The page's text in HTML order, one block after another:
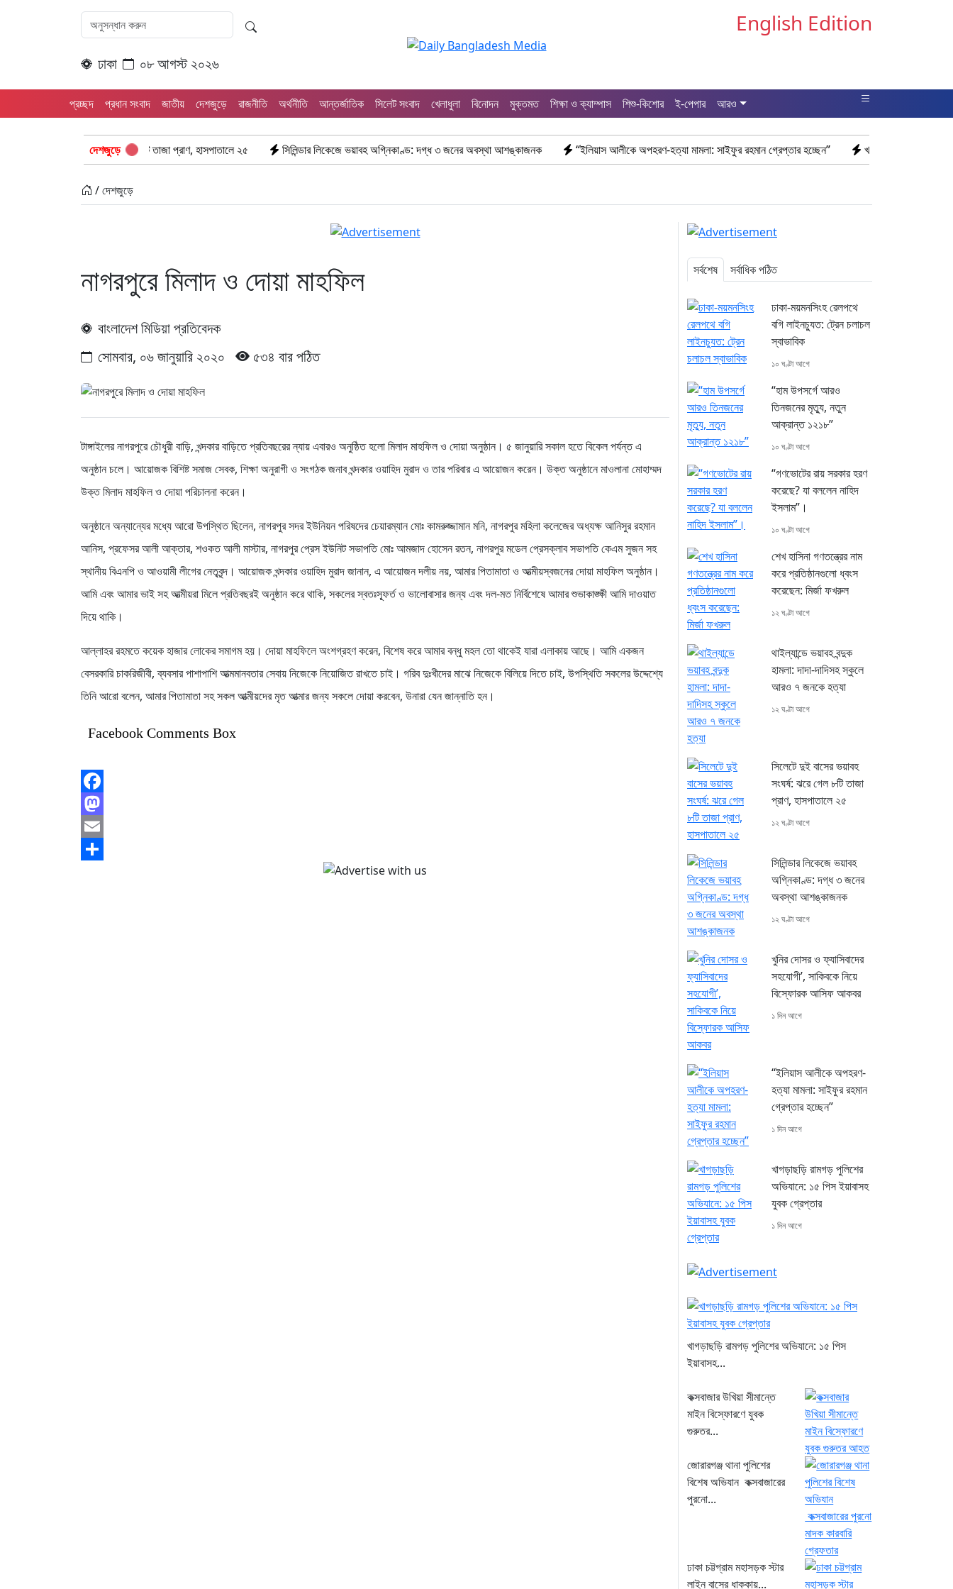
ঢাকা ০৮ আগস্ট ২০২৬
English Edition
প্রচ্ছদ প্রধান সংবাদ জাতীয় দেশজুড়ে রাজনীতি অর্থনীতি আন্তর্জাতিক সিলেট সংবাদ খেলাধুলা বিনোদন মুক্তমত শিক্ষা ও ক্যাম্পাস শিশু-কিশোর ই-পেপার আরও
দেশজুড়ে
সংঘর্ষ: ঝরে গেল ৮টি তাজা প্রাণ, হাসপাতালে ২৫ সিলিন্ডার লিকেজে ভয়াবহ অগ্নিকাণ্ড: দগ্ধ ৩ জনের অবস্থা আশঙ্কাজনক “ইলিয়াস আলীকে অপহরণ-হত্যা মামলা: সাইফুর রহমান গ্রেপ্তার হচ্ছেন” খাগড়াছড়ি রামগড় পুলিশের অভিযানে:
/ দেশজুড়ে
নাগরপুরে মিলাদ ও দোয়া মাহফিল
বাংলাদেশ মিডিয়া প্রতিবেদক
সোমবার, ০৬ জানুয়ারি ২০২০
৫৩৪ বার পঠিত
টাঙ্গাইলের নাগরপুরে চৌধুরী বাড়ি, খন্দকার বাড়িতে প্রতিবছরের ন্যায় এবারও অনুষ্ঠিত হলো মিলাদ মাহফিল ও দোয়া অনুষ্ঠান। ৫ জানুয়ারি সকাল হতে বিকেল পর্যন্ত এ
অনুষ্ঠান চলে। আয়োজক বিশিষ্ট সমাজ সেবক, শিক্ষা অনুরাগী ও সংগঠক জনাব খন্দকার ওয়াহিদ মুরাদ ও তার পরিবার এ আয়োজন করেন। উক্ত অনুষ্ঠানে মাওলানা মোহাম্মদ
উক্ত মিলাদ মাহফিল ও দোয়া পরিচালনা করেন।
অনুষ্ঠানে অন্যান্যের মধ্যে আরো উপস্থিত ছিলেন, নাগরপুর সদর ইউনিয়ন পরিষদের চেয়ারম্যান মোঃ কামরুজ্জামান মনি, নাগরপুর মহিলা কলেজের অধ্যক্ষ আনিসুর রহমান
আনিস, প্রফেসর আলী আক্তার, শওকত আলী মাস্টার, নাগরপুর প্রেস ইউনিট সভাপতি মোঃ আমজাদ হোসেন রতন, নাগরপুর মডেল প্রেসক্লাব সভাপতি কেএম সুজন সহ
স্থানীয় বিএনপি ও আওয়ামী লীগের নেতৃবৃন্দ। আয়োজক খন্দকার ওয়াহিদ মুরাদ জানান, এ আয়োজন দলীয় নয়, আমার পিতামাতা ও আত্মীয়স্বজনের দোয়া মাহফিল অনুষ্ঠান।
আমি এবং আমার ভাই সহ আত্মীয়রা মিলে প্রতিবছরই অনুষ্ঠান করে থাকি, সকলের স্বতঃস্ফূর্ত ও ভালোবাসার জন্য এবং দল-মত নির্বিশেষে আমার শুভাকাঙ্ক্ষী আমি দাওয়াত
দিয়ে থাকি।
আল্লাহর রহমতে কয়েক হাজার লোকের সমাগম হয়। দোয়া মাহফিলে অংশগ্রহণ করেন, বিশেষ করে আমার বন্ধু মহল তো থাকেই যারা এলাকায় আছে। আমি একজন
বেসরকারি চাকরিজীবী, ব্যবসার পাশাপাশি আত্মমানবতার সেবায় নিজেকে নিয়োজিত রাখতে চাই। গরিব দুঃখীদের মাঝে নিজেকে বিলিয়ে দিতে চাই, উপস্থিতি সকলের উদ্দেশ্যে
তিনি আরো বলেন, আমার পিতামাতা সহ সকল আত্মীয়দের মৃত আত্মার জন্য সকলে দোয়া করবেন, উনারা যেন জান্নাতি হন।
Facebook Comments Box
Facebook
Mastodon
Email
সর্বশেষ সর্বাধিক পঠিত
ঢাকা-ময়মনসিংহ রেলপথে
বগি লাইনচ্যুত: ট্রেন চলাচল
স্বাভাবিক
১০ ঘণ্টা আগে
“হাম উপসর্গে আরও
তিনজনের মৃত্যু, নতুন
আক্রান্ত ১২১৮”
১০ ঘণ্টা আগে
“গণভোটের রায় সরকার হরণ
করেছে? যা বললেন নাহিদ
ইসলাম”।
১০ ঘণ্টা আগে
শেখ হাসিনা গণতন্ত্রের নাম
করে প্রতিষ্ঠানগুলো ধ্বংস
করেছেন: মির্জা ফখরুল
১২ ঘণ্টা আগে
থাইল্যান্ডে ভয়াবহ বন্দুক
হামলা: দাদা-দাদিসহ স্কুলে
আরও ৭ জনকে হত্যা
১২ ঘণ্টা আগে
সিলেটে দুই বাসের ভয়াবহ
সংঘর্ষ: ঝরে গেল ৮টি তাজা
প্রাণ, হাসপাতালে ২৫
১২ ঘণ্টা আগে
সিলিন্ডার লিকেজে ভয়াবহ
অগ্নিকাণ্ড: দগ্ধ ৩ জনের
অবস্থা আশঙ্কাজনক
১২ ঘণ্টা আগে
খুনির দোসর ও ফ্যাসিবাদের
সহযোগী’, সাকিবকে নিয়ে
বিস্ফোরক আসিফ আকবর
১ দিন আগে
“ইলিয়াস আলীকে অপহরণ-
হত্যা মামলা: সাইফুর রহমান
গ্রেপ্তার হচ্ছেন”
১ দিন আগে
খাগড়াছড়ি রামগড় পুলিশের
অভিযানে: ১৫ পিস ইয়াবাসহ
যুবক গ্রেপ্তার
১ দিন আগে
খাগড়াছড়ি রামগড় পুলিশের অভিযানে: ১৫ পিস
ইয়াবাসহ...
কক্সবাজার উখিয়া সীমান্তে
মাইন বিস্ফোরণে যুবক
গুরুতর...
জোরারগঞ্জ থানা পুলিশের
বিশেষ অভিযান কক্সবাজারের
পুরনো...
ঢাকা চট্টগ্রাম মহাসড়ক স্টার
লাইন বাসের ধাক্কায়...